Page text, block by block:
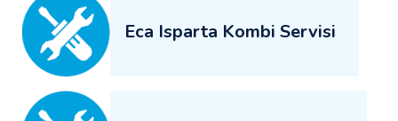
Eca Isparta Kombi Servisi